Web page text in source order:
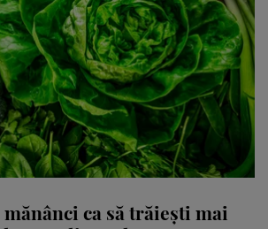
mănânci ca să trăiești mai